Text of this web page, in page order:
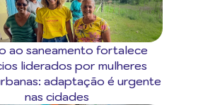
ao saneamento fortalece
liderados por mulheres
adaptação é urgente
nas cidades